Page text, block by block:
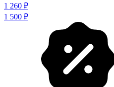
1 260 ₽
1 500 ₽